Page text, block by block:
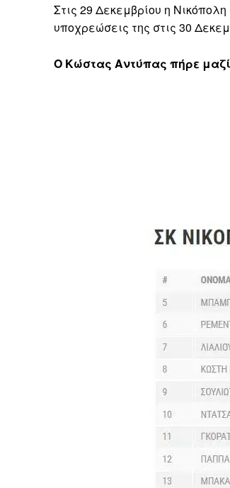
Στις 29 Δεκεμβρίου η
υποχρεώσεις της στις 30
Ο Κώστας Αντύπας πήρε μαζί